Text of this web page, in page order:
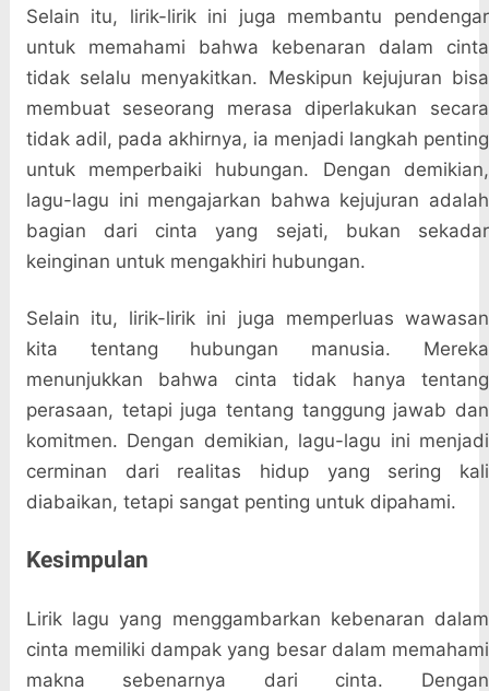
Selain itu, lirik-lirik ini juga membantu pendengar
untuk memahami bahwa kebenaran dalam cinta
tidak selalu menyakitkan. Meskipun kejujuran bisa
membuat seseorang merasa diperlakukan secara
tidak adil, pada akhirnya, ia menjadi langkah penting
untuk memperbaiki hubungan. Dengan demikian,
lagu-lagu ini mengajarkan bahwa kejujuran adalah
bagian dari cinta yang sejati, bukan sekadar
keinginan untuk mengakhiri hubungan.
Selain itu, lirik-lirik ini juga memperluas wawasan
kita tentang hubungan manusia. Mereka
menunjukkan bahwa cinta tidak hanya tentang
perasaan, tetapi juga tentang tanggung jawab dan
komitmen. Dengan demikian, lagu-lagu ini menjadi
cerminan dari realitas hidup yang sering kali
diabaikan, tetapi sangat penting untuk dipahami.
Kesimpulan
Lirik lagu yang menggambarkan kebenaran dalam
cinta memiliki dampak yang besar dalam memahami
makna sebenarnya dari cinta. Dengan